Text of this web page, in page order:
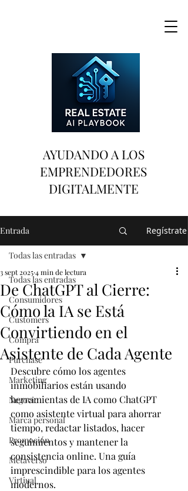
AYUDANDO A LOS
EMPRENDEDORES
DIGITALMENTE
Entrada Regístrate
Todas las entradas
Consumidores
Customers
Compra
Purchase
Marketing
Negocio
Marca personal
Promoción
Metaverso
Virtiual
Todas las entradas
De ChatGPT al Cierre:
Cómo la IA se Está
Convirtiendo en el
Asistente de Cada Agente
3 sept 20254 min de lectura
Descubre cómo los agentes
inmobiliarios están usando
herramientas de IA como ChatGPT
como asistente virtual para ahorrar
tiempo, redactar listados, hacer
seguimientos y mantener la
consistencia online. Una guía
imprescindible para los agentes
modernos.